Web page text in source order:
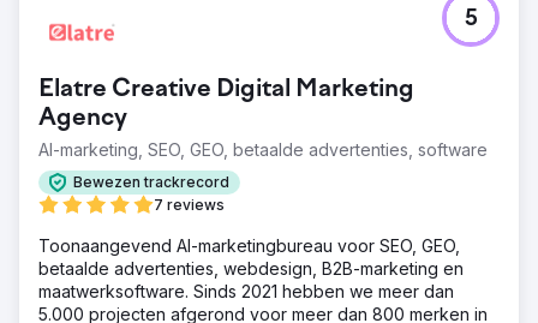
Elatre Creative Digital Marketing
Agency
AI-marketing, SEO, GEO, betaalde advertenties, software
Bewezen trackrecord
7 reviews
5
Toonaangevend AI-marketingbureau voor SEO, GEO,
betaalde advertenties, webdesign, B2B-marketing en
maatwerksoftware. Sinds 2021 hebben we meer dan
5.000 projecten afgerond voor meer dan 800 merken in